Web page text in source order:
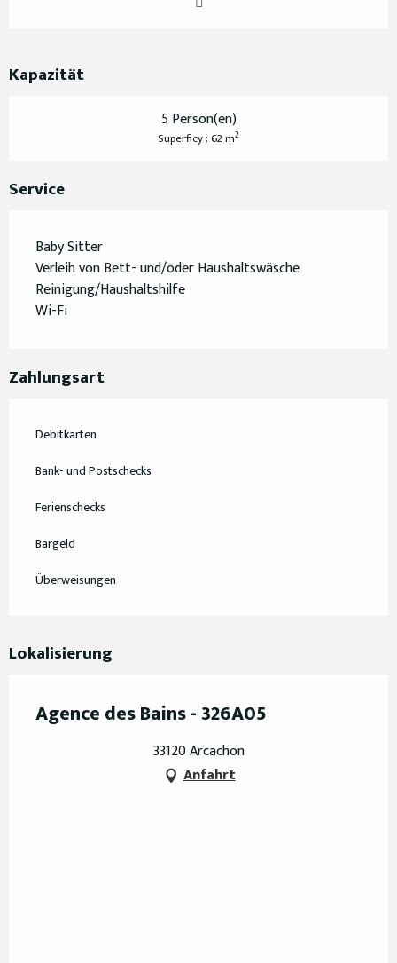
Kapazität
5 Person(en)
Superficy : 62 m2
Service
Baby Sitter
Verleih von Bett- und/oder Haushaltswäsche
Reinigung/Haushaltshilfe
Wi-Fi
Zahlungsart
Debitkarten
Bank- und Postschecks
Ferienschecks
Bargeld
Überweisungen
Lokalisierung
Agence des Bains - 326A05
33120 Arcachon
Anfahrt